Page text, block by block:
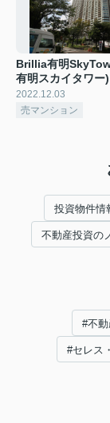
Brillia有明
有明スカイタワー)
2022.12.03
売マンション
投資物件情
不動産投資の
#不
#セレス